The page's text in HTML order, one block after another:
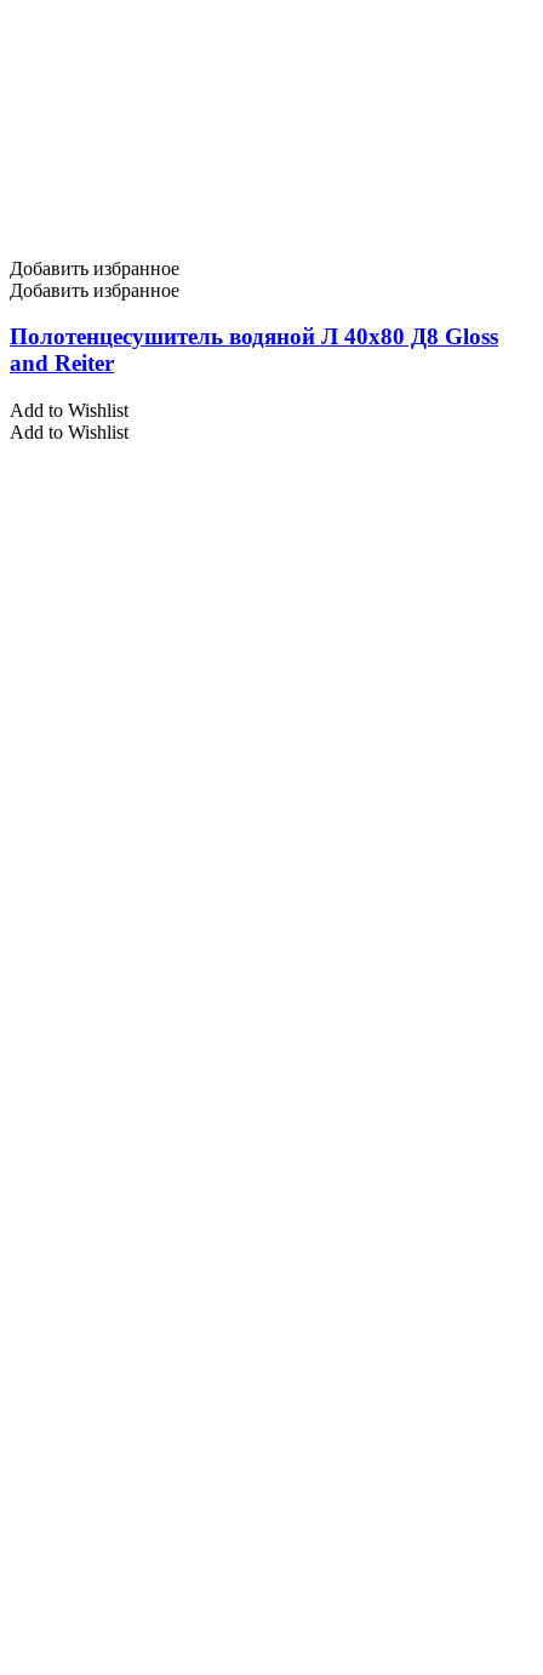
Добавить избранное
Добавить избранное
Полотенцесушитель водяной Л 40х80 Д8 Gloss
and Reiter
Add to Wishlist
Add to Wishlist